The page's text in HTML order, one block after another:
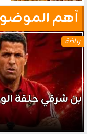
آهم
رياضة
بن شرقي حلقة